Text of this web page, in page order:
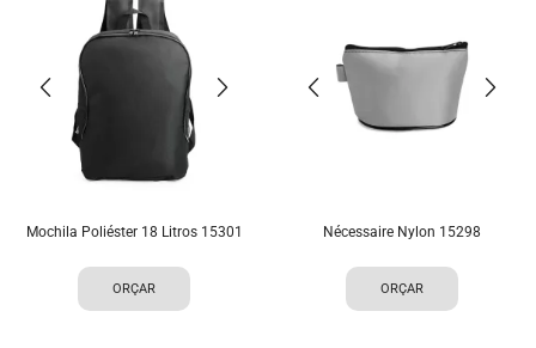
Mochila Poliéster 18 Litros 15301
ORÇAR
Nécessaire Nylon 15298
ORÇAR